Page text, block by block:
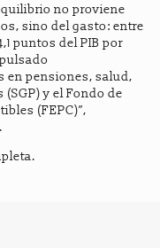
no proviene
sino del gasto: entre
puntos del PIB por
en pensiones, salud,
y el Fondo de
(FEPC)”,